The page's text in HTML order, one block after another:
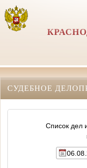
СУДЕБНОЕ
Список дел